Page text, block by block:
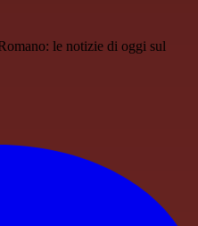
le notizie di oggi sul